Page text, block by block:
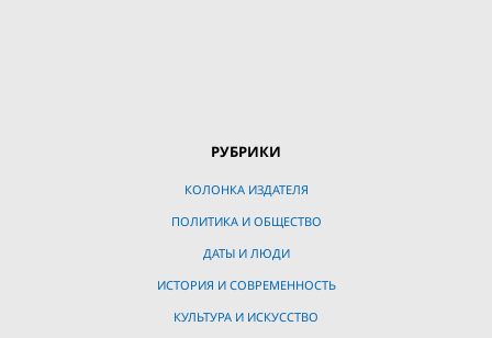
РУБРИКИ
КОЛОНКА ИЗДАТЕЛЯ
ПОЛИТИКА И ОБЩЕСТВО
ДАТЫ И ЛЮДИ
ИСТОРИЯ И СОВРЕМЕННОСТЬ
КУЛЬТУРА И ИСКУССТВО